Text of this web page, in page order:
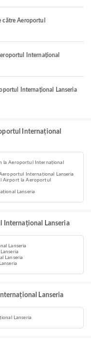
către Aeroportul
Internațional
Internațional Lanseria
Internațional
la Aeroportul Internațional
Internațional Lanseria
Airport la Aeroportul
Lanseria
Internațional Lanseria
Lanseria
Lanseria
Lanseria
Lanseria